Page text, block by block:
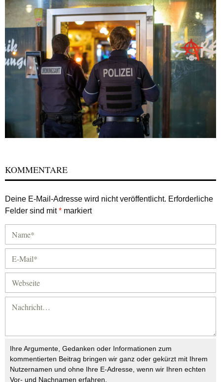
KOMMENTARE
Deine E-Mail-Adresse wird nicht veröffentlicht. Erforderliche
Felder sind mit* markiert
Ihre Argumente, Gedanken oder Informationen zum
kommentierten Beitrag bringen wir ganz oder gekürzt mit Ihrem
Nutzernamen und ohne Ihre E-Adresse, wenn wir Ihren echten
Vor- und Nachnamen erfahren.